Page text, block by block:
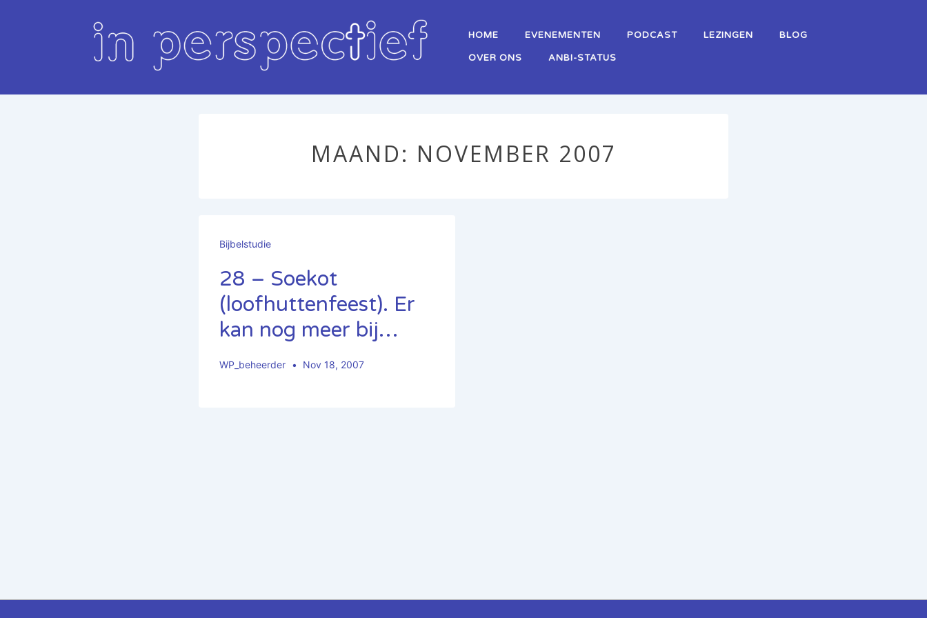
Hoofd
navigatie
HOME EVENEMENTEN PODCAST LEZINGEN BLOG
OVER ONS ANBI-STATUS
MAAND: NOVEMBER 2007
Bijbelstudie
28 – Soekot
(loofhuttenfeest). Er
kan nog meer bij…
WP_beheerder Nov 18, 2007